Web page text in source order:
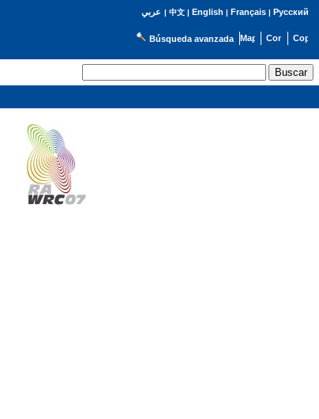
عربي | 中文| English | Français| Русский
Búsqueda avanzada